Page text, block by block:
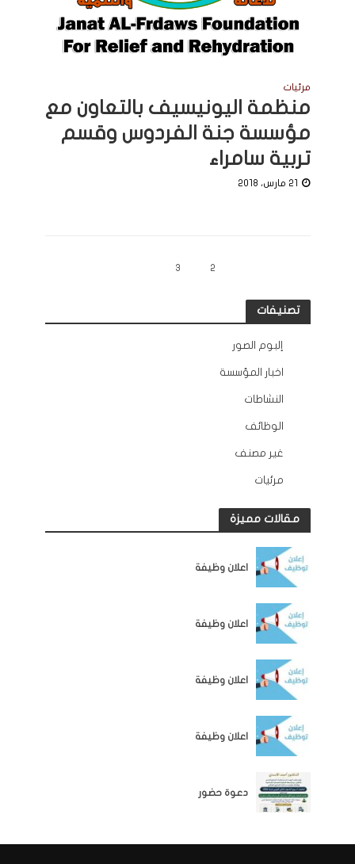
مرئيات
منظمة اليونيسيف بالتعاون مع
مؤسسة جنة الفردوس وقسم
تربية سامراء
21 مارس، 2018
2
3
تصنيفات
إلبوم الصور
اخبار المؤسسة
النشاطات
الوظائف
غير مصنف
مرئيات
مقالات مميزة
اعلان وظيفة
اعلان وظيفة
اعلان وظيفة
اعلان وظيفة
دعوة حضور